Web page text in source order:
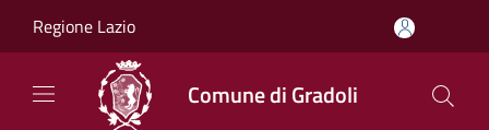
Regione Lazio
Comune di Gradoli